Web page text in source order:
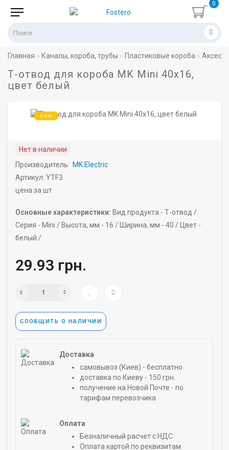
0
Главная Каналы, короба, трубы Пластиковые короба
Т-отвод для короба MK Mini 40х16,
цвет белый
new
Нет в наличии
Производитель: MK Electric
Артикул: YTF3
цена за шт
Основные характеристики: Вид продукта - Т-отвод /
Серия - Mini / Высота, мм - 16 / Ширина, мм - 40 / Цвет -
белый /
29.93 грн.
СООБЩИТЬ О НАЛИЧИИ
Доставка
самовывоз (Киев) - бесплатно
доставка по Киеву - 150 грн.
получение на Новой Почте - по
тарифам перевозчика
Оплата
Безналичный расчет с НДС
Оплата картой по реквизитам